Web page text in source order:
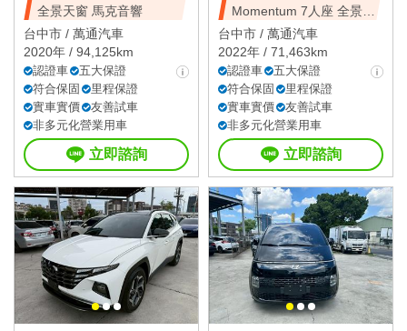
全景天窗 馬克音響
台中市 / 萬通汽車
2020年 / 94,125km
認證車
五大保證
符合保固
里程保證
實車實價
友善試車
非多元化營業用車
立即諮詢
Momentum 7人座 全景天
窗
台中市 / 萬通汽車
2022年 / 71,463km
認證車
五大保證
符合保固
里程保證
實車實價
友善試車
非多元化營業用車
立即諮詢